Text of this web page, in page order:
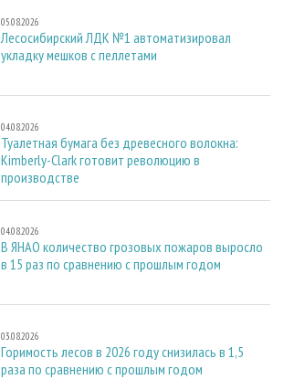
05.08.2026
Лесосибирский ЛДК №1 автоматизировал
укладку мешков с пеллетами
04.08.2026
Туалетная бумага без древесного волокна:
Kimberly-Clark готовит революцию в
производстве
04.08.2026
В ЯНАО количество грозовых пожаров выросло
в 15 раз по сравнению с прошлым годом
03.08.2026
Горимость лесов в 2026 году снизилась в 1,5
раза по сравнению с прошлым годом